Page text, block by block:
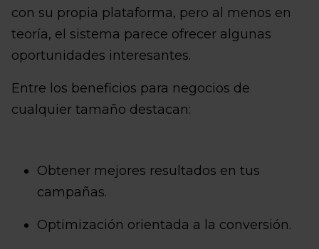
con su propia plataforma, pero al menos en
teoría, el sistema parece ofrecer algunas
oportunidades interesantes.
Entre los beneficios para negocios de
cualquier tamaño destacan:
Obtener mejores resultados en tus
campañas.
Optimización orientada a la conversión.